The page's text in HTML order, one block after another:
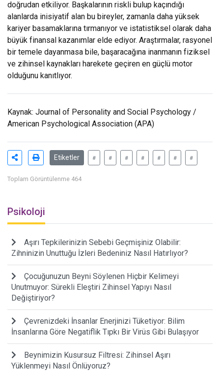
doğrudan etkiliyor. Başkalarının riskli bulup kaçındığı
alanlarda inisiyatif alan bu bireyler, zamanla daha yüksek
kariyer basamaklarına tırmanıyor ve istatistiksel olarak daha
büyük finansal kazanımlar elde ediyor. Araştırmalar, rasyonel
bir temele dayanmasa bile, başaracağına inanmanın fiziksel
ve zihinsel kaynakları harekete geçiren en güçlü motor
olduğunu kanıtlıyor.
Kaynak: Journal of Personality and Social Psychology /
American Psychological Association (APA)
Etiketler # # # # # # #
Toplam Görüntülenme 464
Psikoloji
Aşırı Tepkilerinizin Sebebi Geçmişiniz Olabilir:
Zihninizin Unuttuğu İzleri Bedeniniz Nasıl Hatırlıyor?
Çocuğunuzun Beyni Söylenen Hiçbir Kelimeyi
Unutmuyor: Sürekli Eleştiri Zihinsel Yapıyı Nasıl
Değiştiriyor?
Çevrenizdeki İnsanlar Enerjinizi Tüketiyor: Bilim
İnsanlarına Göre Negatiflik Tıpkı Bir Virüs Gibi Bulaşıyor
Beynimizin Kusursuz Filtresi: Zihinsel Aşırı
Yüklenmeyi Nasıl Önlüyoruz?